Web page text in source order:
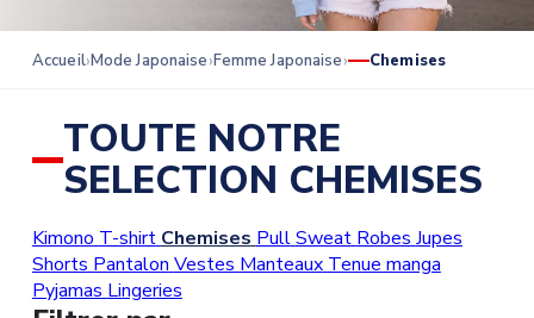
Accueil Mode Japonaise Femme Japonaise Chemises
TOUTE NOTRE
SELECTION CHEMISES
Kimono T-shirt Chemises PullSweat Robes Jupes
Shorts Pantalon Vestes Manteaux Tenue manga
Pyjamas Lingeries